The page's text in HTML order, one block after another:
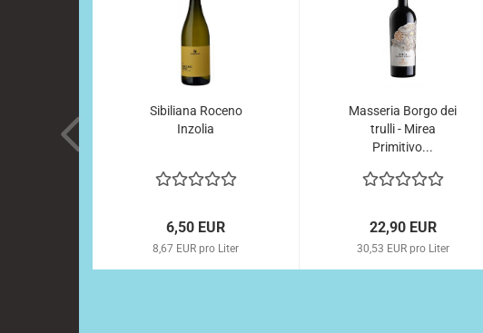
Sibiliana Roceno
Inzolia
6,50 EUR
8,67 EUR pro Liter
Masseria Borgo dei
trulli - Mirea
Primitivo...
22,90 EUR
30,53 EUR pro Liter